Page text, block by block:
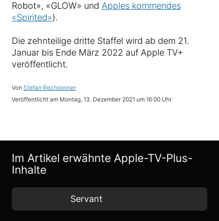
Robot», «GLOW» und Apples kommendes
«Spirited»).
Die zehnteilige dritte Staffel wird ab dem 21.
Januar bis Ende März 2022 auf Apple TV+
veröffentlicht.
Von Stefan Rechsteiner
Veröffentlicht am Montag, 13. Dezember 2021 um 16:00 Uhr
Im Artikel erwähnte Apple-TV-Plus-
Inhalte
Servant